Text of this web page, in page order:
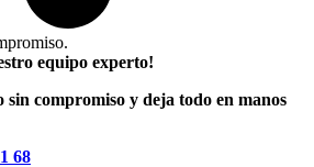
equipo experto!
sin compromiso y deja todo en manos
68